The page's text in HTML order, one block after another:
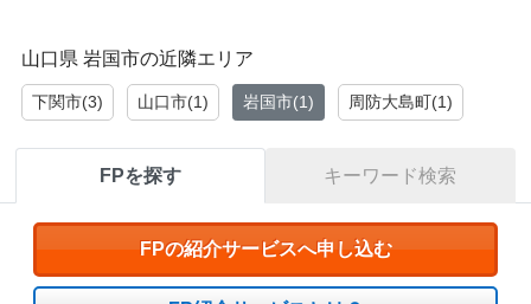
山口県 岩国市の近隣エリア
下関市(3) 山口市(1) 岩国市(1) 周防大島町(1)
FPを探す キーワード検索
FPの紹介サービスへ申し込む